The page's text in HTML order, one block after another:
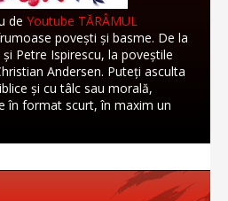
de Youtube TĂRÂMUL
povești și basme. De la
Petre Ispirescu, la poveștile
Andersen. Puteți asculta
și cu tâlc sau morală,
în format scurt, în maxim un